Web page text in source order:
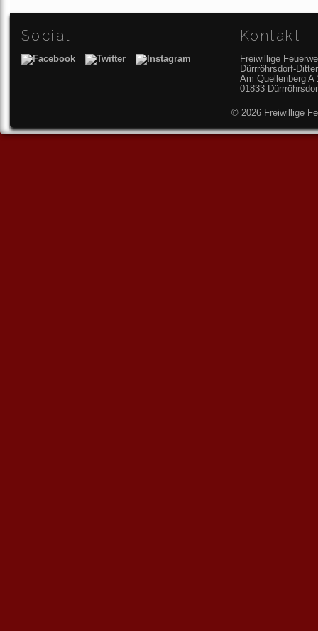
Social Kontakt
Freiwillige
Dürrröhrsdorf-
Am Quellenberg A
01833
© 2026 Freiwillige